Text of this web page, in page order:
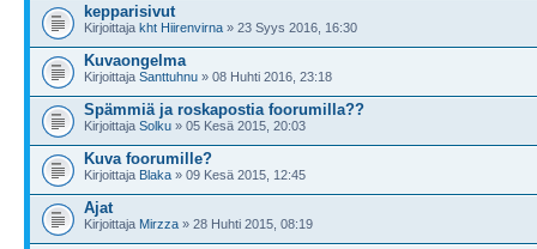
kepparisivut
Kirjoittaja kht Hiirenvirna » 23 Syys 2016, 16:30
Kuvaongelma
Kirjoittaja Santtuhnu » 08 Huhti 2016, 23:18
Spämmiä ja roskapostia foorumilla??
Kirjoittaja Solku » 05 Kesä 2015, 20:03
Kuva foorumille?
Kirjoittaja Blaka » 09 Kesä 2015, 12:45
Ajat
Kirjoittaja Mirzza » 28 Huhti 2015, 08:19